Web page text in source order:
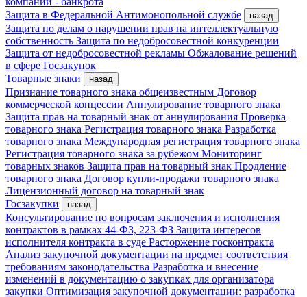
Защита в Федеральной Антимонопольной службе
назад
Защита по делам о нарушении прав на интеллектуальную
собственность Защита по недобросовестной конкуренции
Защита от недобросовестной рекламы Обжалование решений
в сфере Госзакупок
Товарные знаки
назад
Признание товарного знака общеизвестным Договор
коммерческой концессии Аннулирование товарного знака
Защита прав на товарный знак от аннулирования Проверка
товарного знака Регистрация товарного знака Разработка
товарного знака Международная регистрация товарного знака
Регистрация товарного знака за рубежом Мониторинг
товарных знаков Защита прав на товарный знак Продление
товарного знака Договор купли-продажи товарного знака
Лицензионный договор на товарный знак
Госзакупки
назад
Консультирование по вопросам заключения и исполнения
контрактов в рамках 44-ФЗ, 223-ФЗ Защита интересов
исполнителя контракта в суде Расторжение госконтракта
Анализ закупочной документации на предмет соответствия
требованиям законодательства Разработка и внесение
изменений в документацию о закупках для организатора
закупки Оптимизация закупочной документации: разработка